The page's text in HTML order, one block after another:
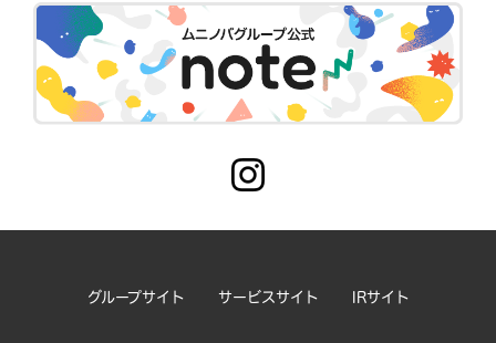
グループサイト サービスサイト IRサイト